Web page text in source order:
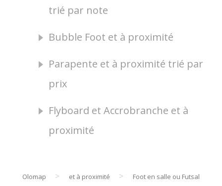
trié par note
Bubble Foot et à proximité
Parapente et à proximité trié par
prix
Flyboard et Accrobranche et à
proximité
Olomap > et à proximité > Foot en salle ou Futsal